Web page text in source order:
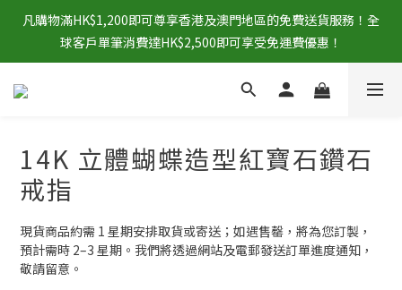
凡購物滿HK$1,200即可尊享香港及澳門地區的免費送貨服務！全
球客戶單筆消費達HK$2,500即可享受免運費優惠！
14K 立體蝴蝶造型紅寶石鑽石
戒指
現貨商品約需 1 星期安排取貨或寄送；如遇售罄，將為您訂製，
預計需時 2–3 星期。我們將透過網站及電郵發送訂單進度通知，
敬請留意。